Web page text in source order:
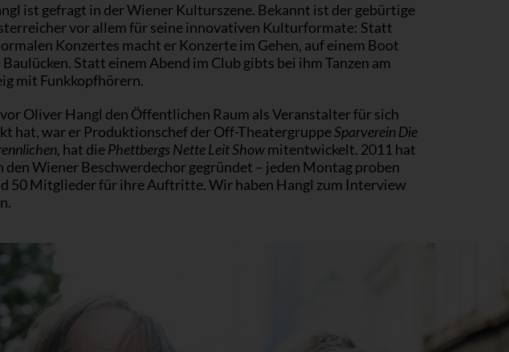
ist gefragt in der Wiener Kulturszene. Bekannt ist der gebürtige
vor allem für seine innovativen Kulturformate: Statt
Konzertes macht er Konzerte im Gehen, auf einem Boot
Statt einem Abend im Club gibts bei ihm Tanzen am
mit Funkkopfhörern.
Oliver Hangl den Öffentlichen Raum als Veranstalter für sich
hat, war er Produktionschef der Off-TheatergruppeSparverein Die
hat diePhettbergs Nette Leit Showmitentwickelt. 2011 hat
den Wiener Beschwerdechor gegründet – jeden Montag proben
50 Mitglieder für ihre Auftritte. Wir haben Hangl zum Interview